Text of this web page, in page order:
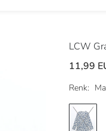
LCW
11,99
Renk: